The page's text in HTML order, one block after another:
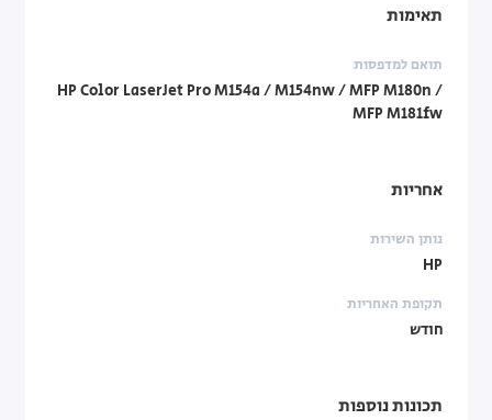
תאימות
תואם למדפסות
HP Color LaserJet Pro M154a / M154nw / MFP M180n /
MFP M181fw
אחריות
נותן השירות
HP
תקופת האחריות
חודש
תכונות נוספות